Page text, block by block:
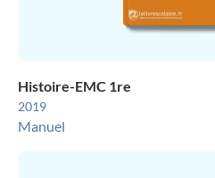
Histoire-EMC 1re
2019
Manuel